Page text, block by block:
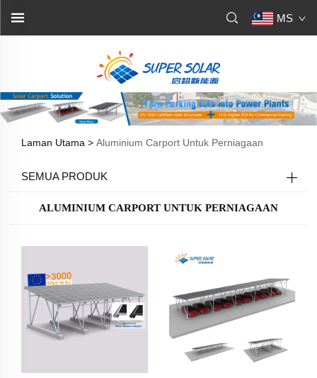
MS
Laman Utama > Aluminium Carport Untuk Perniagaan
SEMUA PRODUK
ALUMINIUM CARPORT UNTUK PERNIAGAAN